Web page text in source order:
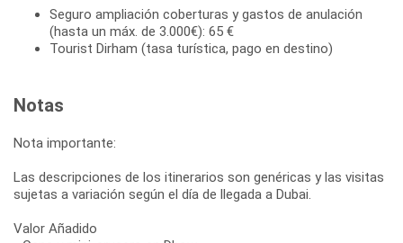
Seguro ampliación coberturas y gastos de anulación
(hasta un máx. de 3.000€): 65 €
Tourist Dirham (tasa turística, pago en destino)
Notas
Nota importante:
Las descripciones de los itinerarios son genéricas y las visitas
sujetas a variación según el día de llegada a Dubai.
Valor Añadido